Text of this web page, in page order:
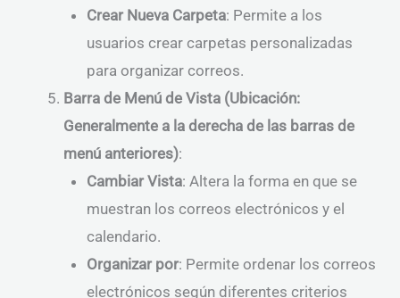
Crear Nueva Carpeta: Permite a los
usuarios crear carpetas personalizadas
para organizar correos.
Barra de Menú de Vista (Ubicación:
Generalmente a la derecha de las barras de
menú anteriores):
Cambiar Vista: Altera la forma en que se
muestran los correos electrónicos y el
calendario.
Organizar por: Permite ordenar los correos
electrónicos según diferentes criterios